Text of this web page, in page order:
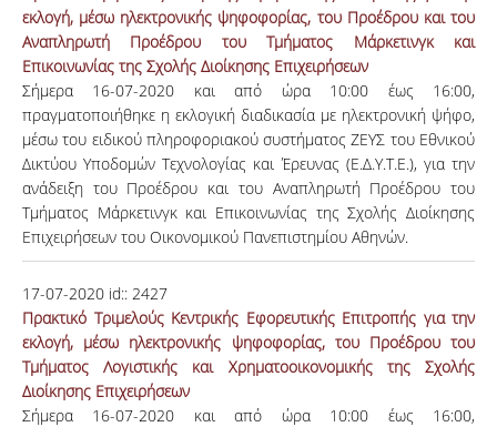
εκλογή, μέσω ηλεκτρονικής ψηφοφορίας, του Προέδρου και του
Αναπληρωτή Προέδρου του Τμήματος Μάρκετινγκ και
Επικοινωνίας της Σχολής Διοίκησης Επιχειρήσεων
Σήμερα 16-07-2020 και από ώρα 10:00 έως 16:00,
πραγματοποιήθηκε η εκλογική διαδικασία με ηλεκτρονική ψήφο,
μέσω του ειδικού πληροφοριακού συστήματος ΖΕΥΣ του Eθνικού
Δικτύου Υποδομών Τεχνολογίας και Έρευνας (Ε.Δ.Υ.Τ.Ε.), για την
ανάδειξη του Προέδρου και του Αναπληρωτή Προέδρου του
Τμήματος Μάρκετινγκ και Επικοινωνίας της Σχολής Διοίκησης
Επιχειρήσεων του Οικονομικού Πανεπιστημίου Αθηνών.
17-07-2020 id:: 2427
Πρακτικό Τριμελούς Κεντρικής Εφορευτικής Επιτροπής για την
εκλογή, μέσω ηλεκτρονικής ψηφοφορίας, του Προέδρου του
Τμήματος Λογιστικής και Χρηματοοικονομικής της Σχολής
Διοίκησης Επιχειρήσεων
Σήμερα 16-07-2020 και από ώρα 10:00 έως 16:00,